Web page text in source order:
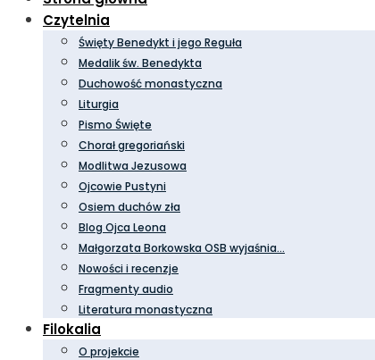
Czytelnia
Święty Benedykt i jego Reguła
Medalik św. Benedykta
Duchowość monastyczna
Liturgia
Pismo Święte
Chorał gregoriański
Modlitwa Jezusowa
Ojcowie Pustyni
Osiem duchów zła
Blog Ojca Leona
Małgorzata Borkowska OSB wyjaśnia…
Nowości i recenzje
Fragmenty audio
Literatura monastyczna
Filokalia
O projekcie